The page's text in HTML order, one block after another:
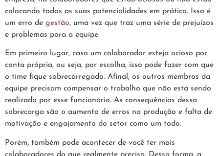
colocando todas as suas potencialidades em prática. Isso é
um erro de gestão, uma vez que traz uma série de prejuízos
e problemas para a equipe.
Em primeiro lugar, caso um colaborador esteja ocioso por
conta própria, ou seja, por escolha, isso pode fazer com que
o time fique sobrecarregado. Afinal, os outros membros da
equipe precisam compensar o trabalho que não está sendo
realizado por esse funcionário. As consequências dessa
sobrecarga são o aumento de erros na produção e falta de
motivação e engajamento do setor como um todo.
Porém, também pode acontecer de você ter mais
colaboradores do que realmente precisa. Dessa forma, a